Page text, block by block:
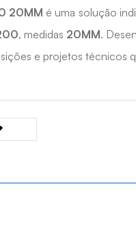
20MM é uma solução
, medidas 20MM.
e projetos técnicos
R07100200 20MM?